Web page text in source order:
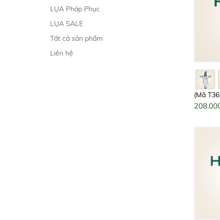
LỤA Pháp Phục
LỤA SALE
Tất cả sản phẩm
Liên hệ
(Mã
Huy Hà